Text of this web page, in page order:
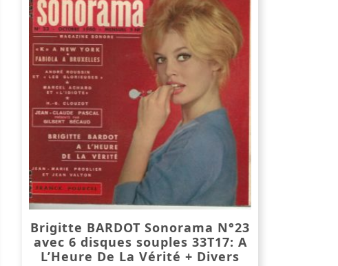
Brigitte BARDOT Sonorama N°23
avec 6 disques souples 33T17: A
L’Heure De La Vérité + Divers